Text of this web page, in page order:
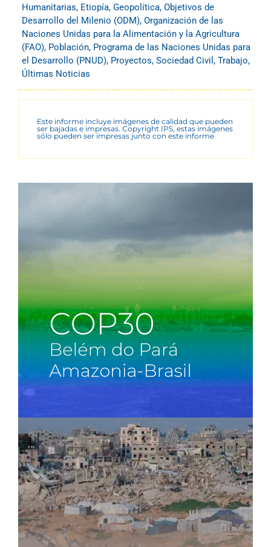
Humanitarias, Etiopía, Geopolítica, Objetivos de
Desarrollo del Milenio (ODM), Organización de las
Naciones Unidas para la Alimentación y la Agricultura
(FAO), Población, Programa de las Naciones Unidas para
el Desarrollo (PNUD), Proyectos, Sociedad Civil , Trabajo,
Últimas Noticias
Este informe incluye imágenes de calidad que pueden
ser bajadas e impresas. Copyright IPS, estas imágenes
sólo pueden ser impresas junto con este informe